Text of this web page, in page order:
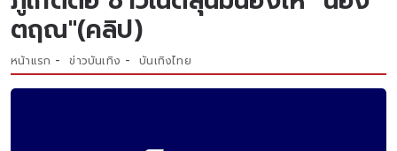
ตฤณ"(คลิป)
หน้าแรก ข่าวบันเทิง บันเทิงไทย